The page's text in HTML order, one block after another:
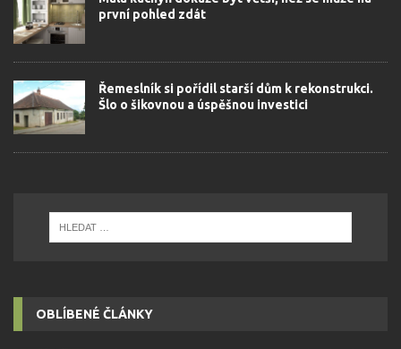
první pohled zdát
Řemeslník si pořídil starší dům k rekonstrukci.
Šlo o šikovnou a úspěšnou investici
OBLÍBENÉ ČLÁNKY